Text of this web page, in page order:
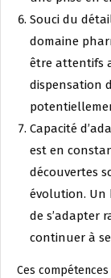
Souci du
domaine
être attentifs
dispensation
Capacité
est en
découvertes
évolution. Un
de s’adapter
continuer à
Ces